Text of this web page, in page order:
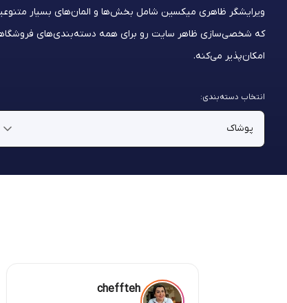
ویرایشگر ظاهری میکسین شامل بخش‌ها و المان‌های بسیار
که شخصی‌سازی ظاهر سایت رو برای همه دسته‌بندی‌های
امکان‌پذیر می‌کنه.
انتخاب دسته‌بندی:
cheffteh